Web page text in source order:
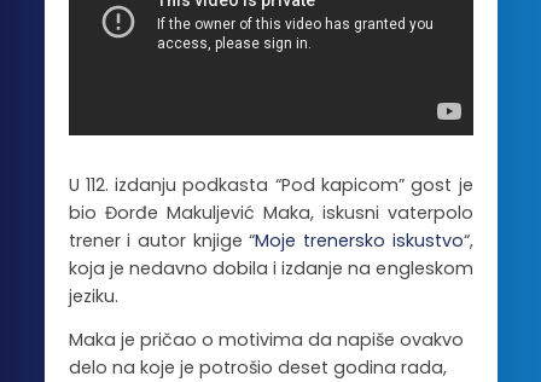
U 112. izdanju podkasta “Pod kapicom” gost je
bio Đorđe Makuljević Maka, iskusni vaterpolo
trener i autor knjige “Moje trenersko iskustvo“,
koja je nedavno dobila i izdanje na engleskom
jeziku.
Maka je pričao o motivima da napiše ovakvo
delo na koje je potrošio deset godina rada,